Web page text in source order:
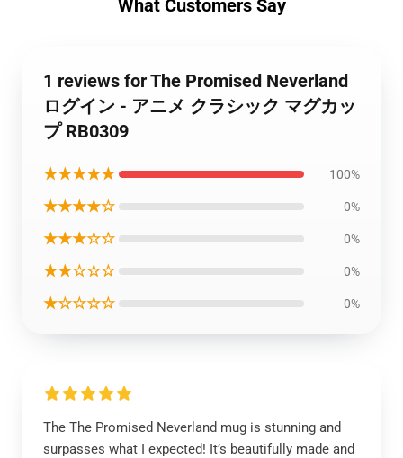
What Customers Say
1 reviews for The Promised Neverland
ログイン - アニメ クラシック マグカッ
プ RB0309
★★★★★ 100%
★★★★☆ 0%
★★★☆☆ 0%
★★☆☆☆ 0%
★☆☆☆☆ 0%
The The Promised Neverland mug is stunning and
surpasses what I expected! It’s beautifully made and